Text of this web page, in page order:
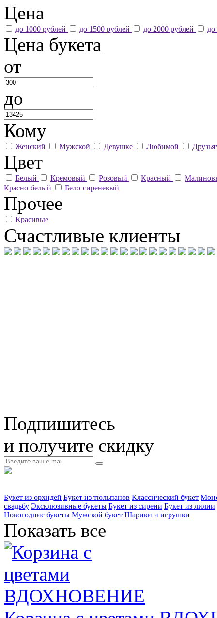
Цена
до 1000 рублей до 1500 рублей до 2000 рублей
Цена букета
от
до
Кому
Женский Мужской Девушке Любимой
Цвет
Белый Кремовый Розовый Красный
Красно-белый
Бело-сиреневый
Прочее
Красивые
Счастливые клиенты
Подпишитесь
и получите скидку
Букет из орхидей Букет из тюльпанов Классический букет
свадьбу Эксклюзивные букеты Букет из сирени Букет из лилии
Новогодние букеты Мужской букет Шарики и игрушки
Показать все